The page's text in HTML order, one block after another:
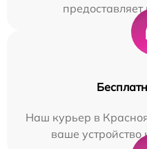
Наш курьер в
ваше устройство